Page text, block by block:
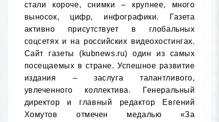
стали короче, снимки – крупнее, много
выносок, цифр, инфографики. Газета
активно присутствует в глобальных
соцсетях и на российских видеохостингах.
Сайт газеты (kubnews.ru) один из самых
посещаемых в стране. Успешное развитие
издания – заслуга талантливого,
увлеченного коллектива. Генеральный
директор и главный редактор Евгений
Хомутов отмечен медалью «За